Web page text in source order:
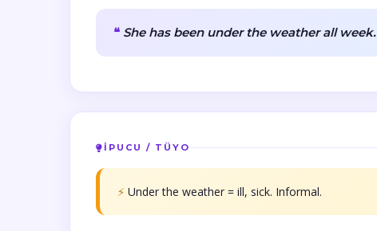
She has been under the weather all week.
İPUCU / TÜYO
⚡ Under the weather = ill, sick. Informal.